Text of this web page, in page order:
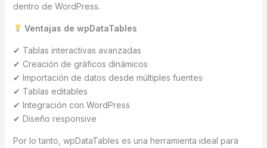
dentro de WordPress.
Ventajas de wpDataTables
✔ Tablas interactivas avanzadas
✔ Creación de gráficos dinámicos
✔ Importación de datos desde múltiples fuentes
✔ Tablas editables
✔ Integración con WordPress
✔ Diseño responsive
Por lo tanto, wpDataTables es una herramienta ideal para